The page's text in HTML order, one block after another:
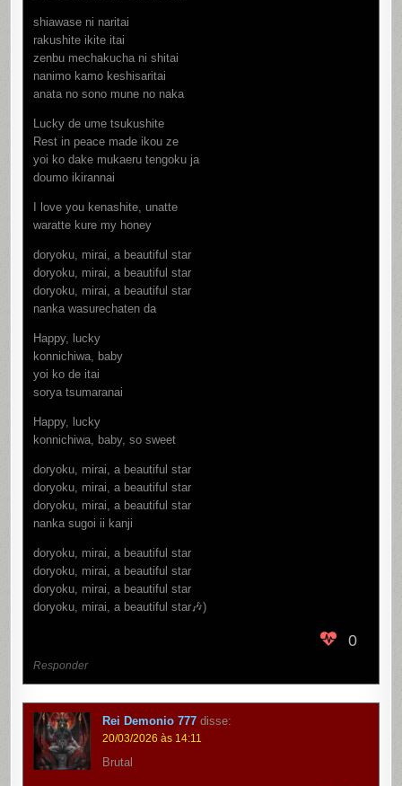
shiawase ni naritai
rakushite ikite itai
zenbu mechakucha ni shitai
nanimo kamo keshisaritai
anata no sono mune no naka
Lucky de ume tsukushite
Rest in peace made ikou ze
yoi ko dake mukaeru tengoku ja
doumo ikirannai
I love you kenashite, unatte
waratte kure my honey
doryoku, mirai, a beautiful star
doryoku, mirai, a beautiful star
doryoku, mirai, a beautiful star
nanka wasurechaten da
Happy, lucky
konnichiwa, baby
yoi ko de itai
sorya tsumaranai
Happy, lucky
konnichiwa, baby, so sweet
doryoku, mirai, a beautiful star
doryoku, mirai, a beautiful star
doryoku, mirai, a beautiful star
nanka sugoi ii kanji
doryoku, mirai, a beautiful star
doryoku, mirai, a beautiful star
doryoku, mirai, a beautiful star
doryoku, mirai, a beautiful star🎶)
0
Responder
Rei Demonio 777 disse:
20/03/2026 às 14:11
Brutal